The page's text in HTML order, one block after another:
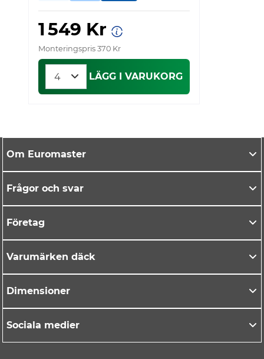
1 549 Kr
Monteringspris 370 Kr
LÄGG I VARUKORG
Om Euromaster
Frågor och svar
Företag
Varumärken däck
Dimensioner
Sociala medier